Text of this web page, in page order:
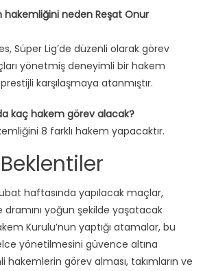
hakemliğini neden Reşat Onur
Süper Lig’de düzenli olarak görev
yönetmiş deneyimli bir hakem
karşılaşmaya atanmıştır.
kaç hakem görev alacak?
8 farklı hakem yapacaktır.
haftasında yapılacak maçlar,
yoğun şekilde yaşatacak
Kurulu’nun yaptığı atamalar, bu
yönetilmesini güvence altına
hakemlerin görev alması, takımların ve